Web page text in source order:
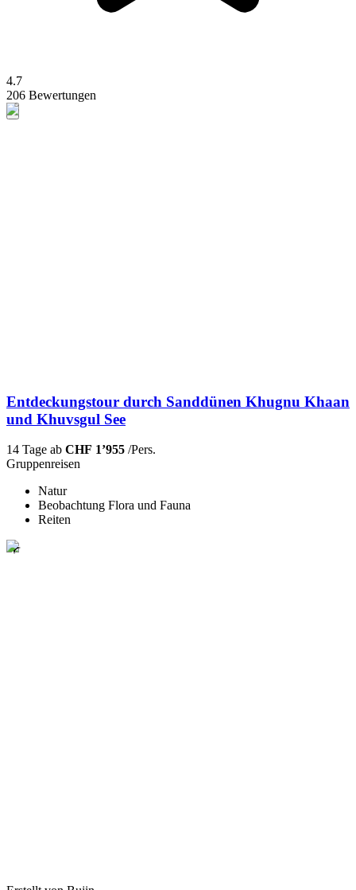
4.7
206 Bewertungen
Entdeckungstour durch Sanddünen Khugnu Khaan
und Khuvsgul See
14 Tage ab CHF 1’955 /Pers.
Gruppenreisen
Natur
Beobachtung Flora und Fauna
Reiten